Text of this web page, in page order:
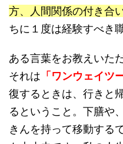
方、人間関係の付き合
ちに１度は経験すべき
ある言葉をお教えいた
それは 「ワンウェイツ
復するときは、行きと
るということ。下膳や
きんを持って移動する